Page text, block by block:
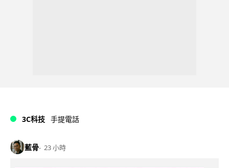
3C科技 手提電話
藍骨 23 小時